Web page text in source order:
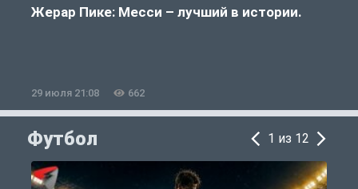
Жерар Пике: Месси – лучший в истории.
29 июля 21:08 662
Футбол 1 из 12